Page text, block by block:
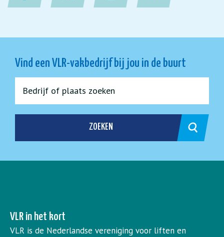
Vind een VLR-vakbedrijf bij jou in de buurt
ZOEKEN
VLR in het kort
VLR is de Nederlandse vereniging voor liften en